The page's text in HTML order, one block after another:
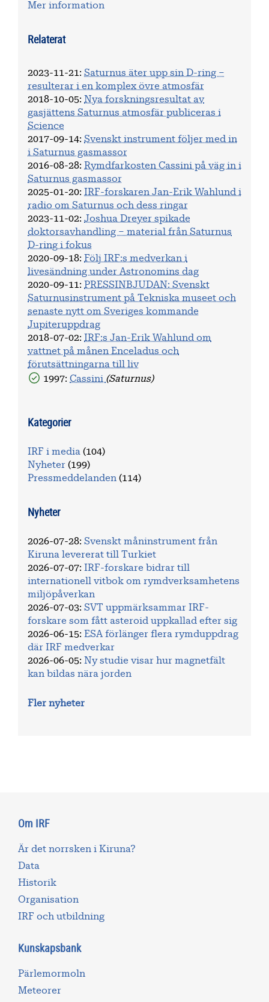
Mer information
Relaterat
2023-11-21: Saturnus äter upp sin D-ring –
resulterar i en komplex övre atmosfär
2018-10-05: Nya forskningsresultat av
gasjättens Saturnus atmosfär publiceras i
Science
2017-09-14: Svenskt instrument följer med in
i Saturnus gasmassor
2016-08-28: Rymdfarkosten Cassini på väg in i
Saturnus gasmassor
2025-01-20: IRF-forskaren Jan-Erik Wahlund i
radio om Saturnus och dess ringar
2023-11-02: Joshua Dreyer spikade
doktorsavhandling – material från Saturnus
D-ring i fokus
2020-09-18: Följ IRF:s medverkan i
livesändning under Astronomins dag
2020-09-11: PRESSINBJUDAN: Svenskt
Saturnusinstrument på Tekniska museet och
senaste nytt om Sveriges kommande
Jupiteruppdrag
2018-07-02: IRF:s Jan-Erik Wahlund om
vattnet på månen Enceladus och
förutsättningarna till liv
1997:Cassini (Saturnus)
Kategorier
IRF i media (104)
Nyheter (199)
Pressmeddelanden (114)
Nyheter
2026-07-28: Svenskt måninstrument från
Kiruna levererat till Turkiet
2026-07-07: IRF-forskare bidrar till
internationell vitbok om rymdverksamhetens
miljöpåverkan
2026-07-03: SVT uppmärksammar IRF-
forskare som fått asteroid uppkallad efter sig
2026-06-15: ESA förlänger flera rymduppdrag
där IRF medverkar
2026-06-05: Ny studie visar hur magnetfält
kan bildas nära jorden
Fler nyheter
Om IRF
Är det norrsken i Kiruna?
Data
Historik
Organisation
IRF och utbildning
Kunskapsbank
Pärlemormoln
Meteorer